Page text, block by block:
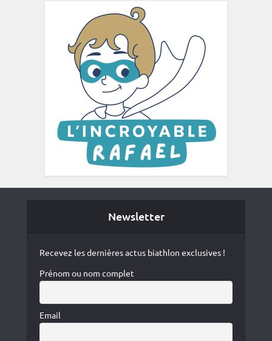
Newsletter
Recevez les dernières actus biathlon exclusives !
Prénom ou nom complet
Email